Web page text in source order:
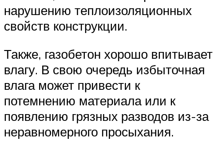
нарушению теплоизоляционных
свойств конструкции.
Также, газобетон хорошо впитывает
влагу. В свою очередь избыточная
влага может привести к
потемнению материала или к
появлению грязных разводов из-за
неравномерного просыхания.